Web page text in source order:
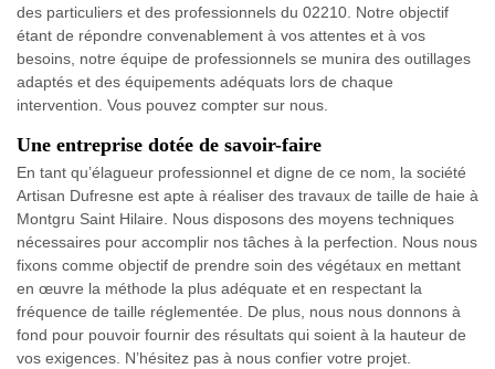
des particuliers et des professionnels du 02210. Notre objectif
étant de répondre convenablement à vos attentes et à vos
besoins, notre équipe de professionnels se munira des outillages
adaptés et des équipements adéquats lors de chaque
intervention. Vous pouvez compter sur nous.
Une entreprise dotée de savoir-faire
En tant qu’élagueur professionnel et digne de ce nom, la société
Artisan Dufresne est apte à réaliser des travaux de taille de haie à
Montgru Saint Hilaire. Nous disposons des moyens techniques
nécessaires pour accomplir nos tâches à la perfection. Nous nous
fixons comme objectif de prendre soin des végétaux en mettant
en œuvre la méthode la plus adéquate et en respectant la
fréquence de taille réglementée. De plus, nous nous donnons à
fond pour pouvoir fournir des résultats qui soient à la hauteur de
vos exigences. N’hésitez pas à nous confier votre projet.